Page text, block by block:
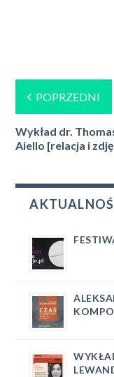
POPRZEDNI
Wykład dr.
Aiello [relacja i